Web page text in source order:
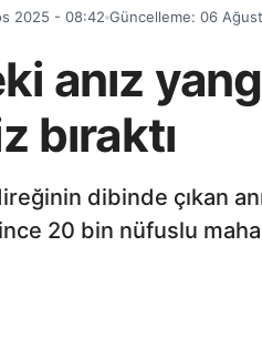
2025 - 08:42 Güncelleme: 06
anız
bıraktı
dibinde çıkan
20 bin nüfuslu